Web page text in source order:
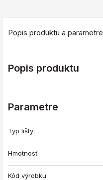
Popis produktu a parametre
Popis produktu
Parametre
Typ lišty:
Hmotnosť
Kód výrobku